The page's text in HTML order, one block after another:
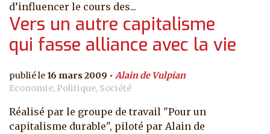
d’influencer le cours des...
Vers un autre capitalisme
qui fasse alliance avec la vie
16 mars 2009
Alain de Vulpian
Economie, Politique, Société
Réalisé par le groupe de travail "Pour un
capitalisme durable", piloté par Alain de